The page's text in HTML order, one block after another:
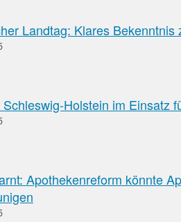
Landtag: Klares Bekenntnis
Holstein im Einsatz
Apothekenreform könnte